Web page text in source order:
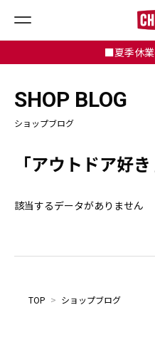
■夏季休
SHOP BLOG
ショップブログ
「アウトドア好き
該当するデータがありません
TOP > ショップブログ